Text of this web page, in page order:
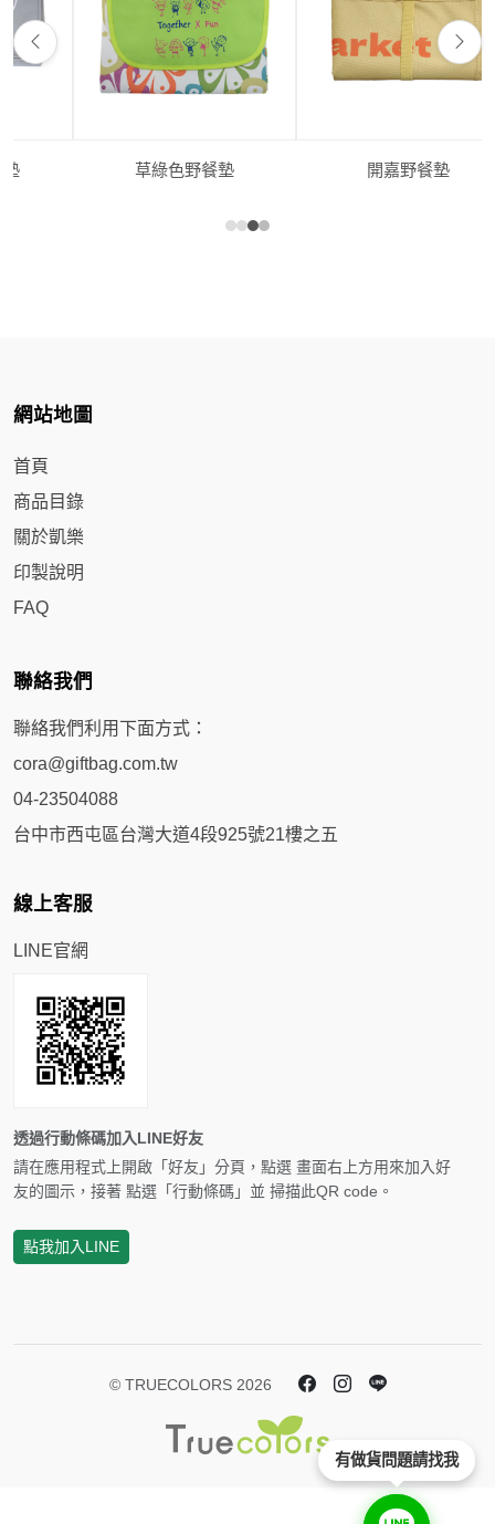
春樹商旅野餐墊 浪味仙野餐墊
網站地圖
首頁
商品目錄
關於凱樂
印製說明
FAQ
聯絡我們
聯絡我們利用下面方式：
cora@giftbag.com.tw
04-23504088
台中市西屯區台灣大道4段925號21樓之五
線上客服
LINE官網
透過行動條碼加入LINE好友
請在應用程式上開啟「好友」分頁，點選 畫面右上方用來加入好
友的圖示，接著 點選「行動條碼」並 掃描此QR code。
點我加入LINE
© TRUECOLORS 2026
有做貨問題請找我